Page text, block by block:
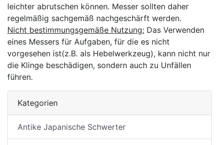
leichter abrutschen können. Messer sollten daher
regelmäßig sachgemäß nachgeschärft werden.
Nicht bestimmungsgemäße Nutzung: Das Verwenden
eines Messers für Aufgaben, für die es nicht
vorgesehen ist(z.B. als Hebelwerkzeug), kann nicht nur
die Klinge beschädigen, sondern auch zu Unfällen
führen.
Kategorien
Antike Japanische Schwerter